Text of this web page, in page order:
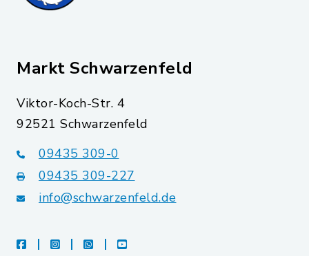
Markt Schwarzenfeld
Viktor-Koch-Str. 4
92521 Schwarzenfeld
09435 309-0
09435 309-227
info@schwarzenfeld.de
facebookinstagramwhatsappyoutube